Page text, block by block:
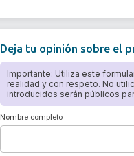
Deja tu opinión sobre el
Importante: Utiliza este
realidad y con respeto. No
introducidos serán públicos
Nombre completo